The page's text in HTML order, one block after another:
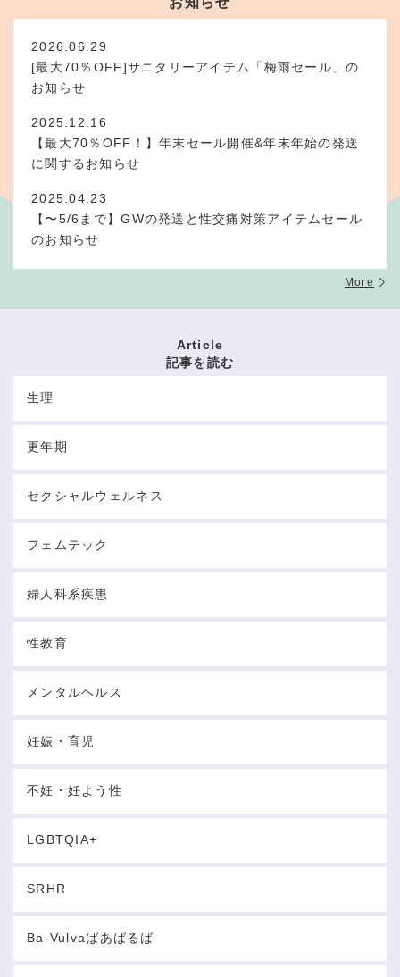
2026.06.29
[最大70％OFF]サニタリーアイテム「梅雨セール」の
お知らせ
2025.12.16
【最大70％OFF！】年末セール開催&年末年始の発送
に関するお知らせ
2025.04.23
【〜5/6まで】GWの発送と性交痛対策アイテムセール
のお知らせ
More
Article
記事を読む
生理
更年期
セクシャルウェルネス
フェムテック
婦人科系疾患
性教育
メンタルヘルス
妊娠・育児
不妊・妊よう性
LGBTQIA+
SRHR
Ba-Vulvaばあばるば